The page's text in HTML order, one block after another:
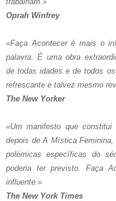
Oprah Winfrey
«Faça Acontecer é mais o
palavra. É uma obra
de todas idades e de todos
refrescante e talvez mesmo
The New Yorker
«Um manifesto que
depois de A Mística
polémicas específicas do
poderia ter previsto. Faça
influente.»
The New York Times